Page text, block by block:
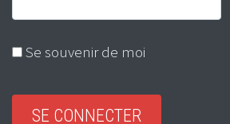
Se souvenir de moi